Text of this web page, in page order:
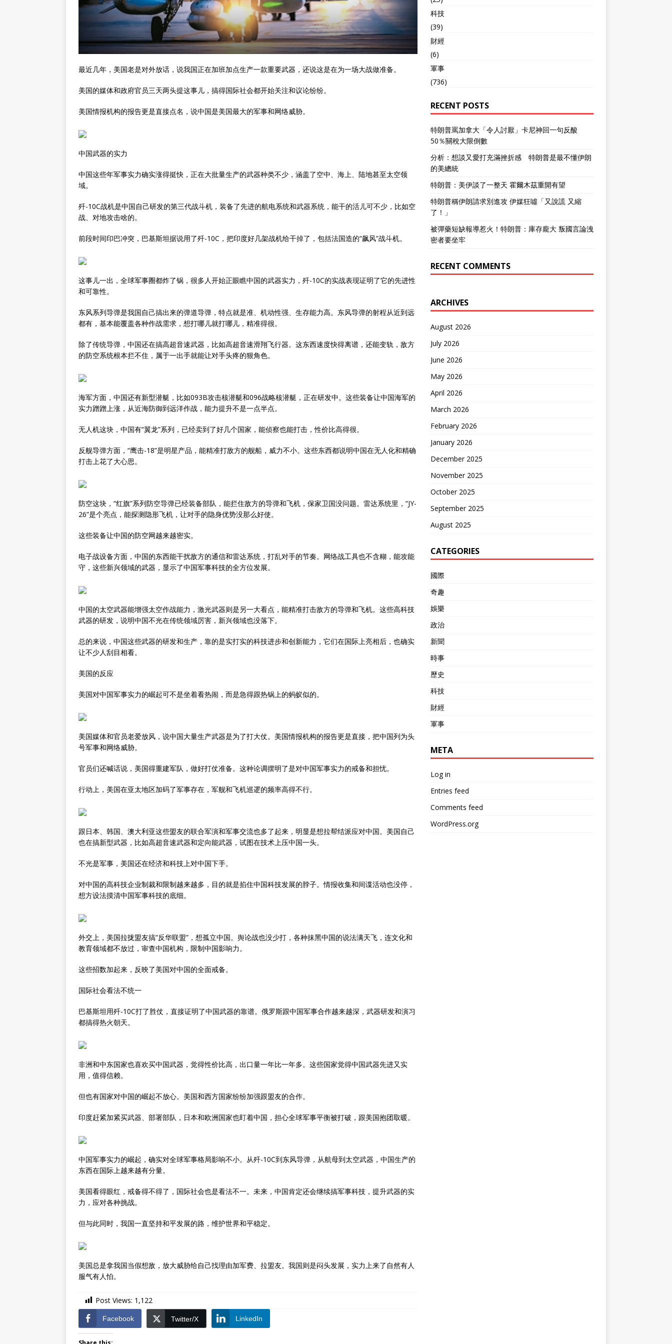
最近几年，美国老是对外放话，说我国正在加班加点生产一款重要武器，还说这是在为一场大战做准备。
美国的媒体和政府官员三天两头提这事儿，搞得国际社会都开始关注和议论纷纷。
美国情报机构的报告更是直接点名，说中国是美国最大的军事和网络威胁。
中国武器的实力
中国这些年军事实力确实涨得挺快，正在大批量生产的武器种类不少，涵盖了空中、海上、陆地甚至太空领
域。
歼-10C战机是中国自己研发的第三代战斗机，装备了先进的航电系统和武器系统，能干的活儿可不少，比如空
战、对地攻击啥的。
前段时间印巴冲突，巴基斯坦据说用了歼-10C，把印度好几架战机给干掉了，包括法国造的“飙风”战斗机。
这事儿一出，全球军事圈都炸了锅，很多人开始正眼瞧中国的武器实力，歼-10C的实战表现证明了它的先进性
和可靠性。
东风系列导弹是我国自己搞出来的弹道导弹，特点就是准、机动性强、生存能力高。东风导弹的射程从近到远
都有，基本能覆盖各种作战需求，想打哪儿就打哪儿，精准得很。
除了传统导弹，中国还在搞高超音速武器，比如高超音速滑翔飞行器。这东西速度快得离谱，还能变轨，敌方
的防空系统根本拦不住，属于一出手就能让对手头疼的狠角色。
海军方面，中国还有新型潜艇，比如093B攻击核潜艇和096战略核潜艇，正在研发中。这些装备让中国海军的
实力蹭蹭上涨，从近海防御到远洋作战，能力提升不是一点半点。
无人机这块，中国有“翼龙”系列，已经卖到了好几个国家，能侦察也能打击，性价比高得很。
反舰导弹方面，“鹰击-18”是明星产品，能精准打敌方的舰船，威力不小。这些东西都说明中国在无人化和精确
打击上花了大心思。
防空这块，“红旗”系列防空导弹已经装备部队，能拦住敌方的导弹和飞机，保家卫国没问题。雷达系统里，“JY-
26”是个亮点，能探测隐形飞机，让对手的隐身优势没那么好使。
这些装备让中国的防空网越来越密实。
电子战设备方面，中国的东西能干扰敌方的通信和雷达系统，打乱对手的节奏。网络战工具也不含糊，能攻能
守，这些新兴领域的武器，显示了中国军事科技的全方位发展。
中国的太空武器能增强太空作战能力，激光武器则是另一大看点，能精准打击敌方的导弹和飞机。这些高科技
武器的研发，说明中国不光在传统领域厉害，新兴领域也没落下。
总的来说，中国这些武器的研发和生产，靠的是实打实的科技进步和创新能力，它们在国际上亮相后，也确实
让不少人刮目相看。
美国的反应
美国对中国军事实力的崛起可不是坐着看热闹，而是急得跟热锅上的蚂蚁似的。
美国媒体和官员老爱放风，说中国大量生产武器是为了打大仗。美国情报机构的报告更是直接，把中国列为头
号军事和网络威胁。
官员们还喊话说，美国得重建军队，做好打仗准备。这种论调摆明了是对中国军事实力的戒备和担忧。
行动上，美国在亚太地区加码了军事存在，军舰和飞机巡逻的频率高得不行。
跟日本、韩国、澳大利亚这些盟友的联合军演和军事交流也多了起来，明显是想拉帮结派应对中国。美国自己
也在搞新型武器，比如高超音速武器和定向能武器，试图在技术上压中国一头。
不光是军事，美国还在经济和科技上对中国下手。
对中国的高科技企业制裁和限制越来越多，目的就是掐住中国科技发展的脖子。情报收集和间谍活动也没停，
想方设法摸清中国军事科技的底细。
外交上，美国拉拢盟友搞“反华联盟”，想孤立中国。舆论战也没少打，各种抹黑中国的说法满天飞，连文化和
教育领域都不放过，审查中国机构，限制中国影响力。
这些招数加起来，反映了美国对中国的全面戒备。
国际社会看法不统一
巴基斯坦用歼-10C打了胜仗，直接证明了中国武器的靠谱。俄罗斯跟中国军事合作越来越深，武器研发和演习
都搞得热火朝天。
非洲和中东国家也喜欢买中国武器，觉得性价比高，出口量一年比一年多。这些国家觉得中国武器先进又实
用，值得信赖。
但也有国家对中国的崛起不放心。美国和西方国家纷纷加强跟盟友的合作。
印度赶紧加紧买武器、部署部队，日本和欧洲国家也盯着中国，担心全球军事平衡被打破，跟美国抱团取暖。
中国军事实力的崛起，确实对全球军事格局影响不小。从歼-10C到东风导弹，从航母到太空武器，中国生产的
东西在国际上越来越有分量。
美国看得眼红，戒备得不得了，国际社会也是看法不一。未来，中国肯定还会继续搞军事科技，提升武器的实
力，应对各种挑战。
但与此同时，我国一直坚持和平发展的路，维护世界和平稳定。
美国总是拿我国当假想敌，放大威胁给自己找理由加军费、拉盟友。我国则是闷头发展，实力上来了自然有人
服气有人怕。
Post Views: 1,122
Facebook Twitter/X LinkedIn
科技
(39)
財經
(6)
軍事
(736)
RECENT POSTS
特朗普罵加拿大「令人討厭」卡尼神回一句反酸
50％關稅大限倒數
分析：想談又愛打充滿挫折感 特朗普是最不懂伊朗
的美總統
特朗普：美伊談了一整天 霍爾木茲重開有望
特朗普稱伊朗請求別進攻 伊媒狂噓「又說謊 又縮
了！」
被彈藥短缺報導惹火！特朗普：庫存龐大 叛國言論洩
密者要坐牢
RECENT COMMENTS
ARCHIVES
August 2026
July 2026
June 2026
May 2026
April 2026
March 2026
February 2026
January 2026
December 2025
November 2025
October 2025
September 2025
August 2025
CATEGORIES
國際
奇趣
娛樂
政治
新聞
時事
歷史
科技
財經
軍事
META
Log in
Entries feed
Comments feed
WordPress.org